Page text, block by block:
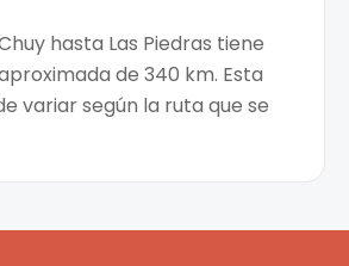
hasta Las Piedras tiene
de 340 km. Esta
variar según la ruta que se